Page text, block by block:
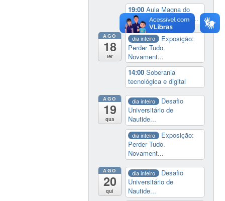
19:00Aula Magna do
IELA: Homenagem ao...
AGO
18
ter
dia inteiro
Exposição:
Perder Tudo.
Novament...
14:00Soberania
tecnológica e digital
AGO
19
qua
dia inteiro
Desafio
Universitário de
Nautide...
dia inteiro
Exposição:
Perder Tudo.
Novament...
AGO
20
qui
dia inteiro
Desafio
Universitário de
Nautide...